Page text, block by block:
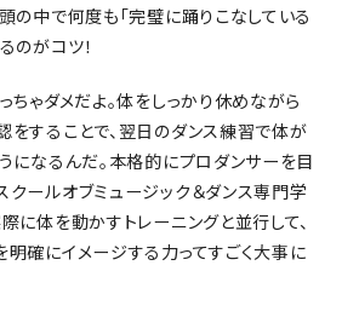
の中で何度も「完璧に踊りこなしている
のがコツ！
ちゃダメだよ。体をしっかり休めながら
することで、翌日のダンス練習で体が
になるんだ。本格的にプロダンサーを目
ールオブミュージック＆ダンス専門学
に体を動かすトレーニングと並行して、
確にイメージする力ってすごく大事に